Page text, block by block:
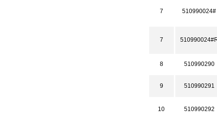
7 510990024#
7
8 510990290
9 510990291
10 510990292